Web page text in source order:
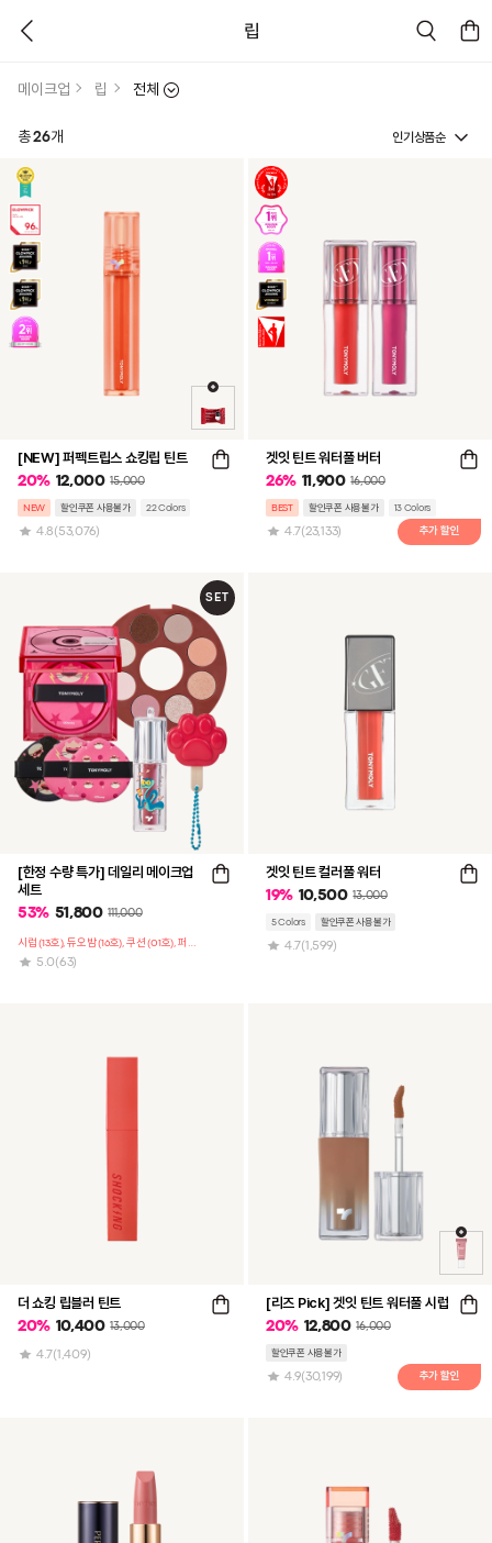
립
메이크업 립 전체
총26개 인기상품순
[NEW] 퍼펙트립스 쇼킹립 틴트
20% 12,000 15,000
NEW 할인쿠폰 사용불가 22 Colors
4.8 (53,076)
겟잇 틴트 워터풀 버터
26% 11,900 16,000
BEST 할인쿠폰 사용불가 13 Colors
4.7 (23,133)
SET
[한정 수량 특가] 데일리 메이크업
세트
53% 51,800 111,000
시럽 (13호), 듀오밤 (16호), 쿠션 (01호), 퍼프 3매, 도넛 팔레트 구성
5.0 (63)
겟잇 틴트 컬러풀 워터
19% 10,500 13,000
5 Colors 할인쿠폰 사용불가
4.7 (1,599)
더 쇼킹 립블러 틴트
20% 10,400 13,000
4.7 (1,409)
[리즈 Pick] 겟잇 틴트 워터풀 시럽
20% 12,800 16,000
할인쿠폰 사용불가
4.9(30,199)